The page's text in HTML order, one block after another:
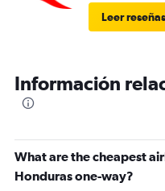
Leer reseñas
Información
What are the cheapest
Honduras one-way?